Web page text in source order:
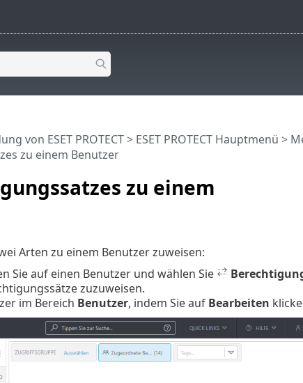
zu einem
von ESET PROTECT> ESET PROTECT Hauptmenü >
zu einem Benutzer
Arten zu einem Benutzer zuweisen:
Sie auf einen Benutzer und wählen Sie
zuzuweisen.
im Bereich Benutzer, indem Sie auf Bearbeiten